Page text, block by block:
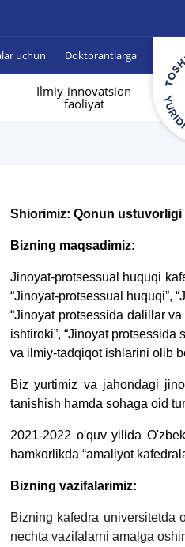
uchun Doktorantlarga
Ilmiy-innovatsion
faoliyat
Shiorimiz: Qonun ustuvorligi
Bizning maqsadimiz:
Jinoyat-protsessual huquqi
“Jinoyat-protsessual huquqi”,
“Jinoyat protsessida dalillar
ishtiroki”, “Jinoyat protsessida
va ilmiy-tadqiqot ishlarini olib
Biz yurtimiz va jahondagi
tanishish hamda sohaga oid
2021-2022 o'quv yilida
hamkorlikda “amaliyot
Bizning vazifalarimiz:
Bizning kafedra universitetda
nechta vazifalarni amalga